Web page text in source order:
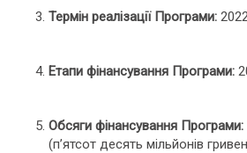
Термін реалізації Програми:
Етапи фінансування Програми:
Обсяги фінансування Програми:
(п’ятсот десять мільйонів